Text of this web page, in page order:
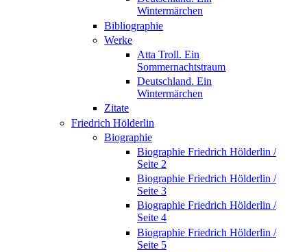
Wintermärchen
Bibliographie
Werke
Atta Troll. Ein
Sommernachtstraum
Deutschland. Ein
Wintermärchen
Zitate
Friedrich Hölderlin
Biographie
Biographie Friedrich Hölderlin /
Seite 2
Biographie Friedrich Hölderlin /
Seite 3
Biographie Friedrich Hölderlin /
Seite 4
Biographie Friedrich Hölderlin /
Seite 5